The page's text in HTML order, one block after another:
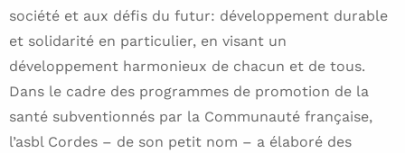
société et aux défis du futur: développement durable
et solidarité en particulier, en visant un
développement harmonieux de chacun et de tous.
Dans le cadre des programmes de promotion de la
santé subventionnés par la Communauté française,
l’asbl Cordes – de son petit nom – a élaboré des